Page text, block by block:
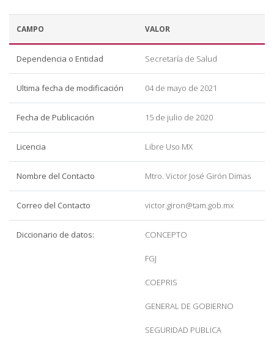
CAMPO VALOR
Dependencia o Entidad Secretaría de Salud
Ultima fecha de modificación 04 de mayo de 2021
Fecha de Publicación 15 de julio de 2020
Licencia Libre Uso MX
Nombre del Contacto Mtro. Victor José Girón Dimas
Correo del Contacto victor.giron@tam.gob.mx
Diccionario de datos: CONCEPTO
FGJ
COEPRIS
GENERAL DE GOBIERNO
SEGURIDAD PUBLICA